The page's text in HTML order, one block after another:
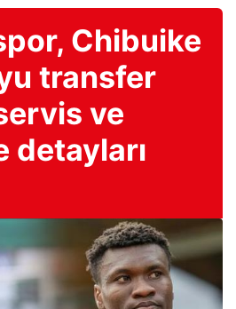
Chibuike
transfer
ve
detayları